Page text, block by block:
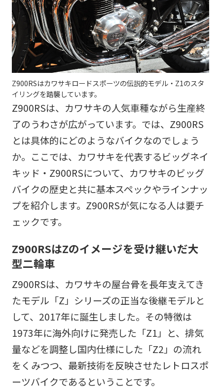
Z900RSはカワサキロードスポーツの伝説的モデル・Z1のスタ
イリングを踏襲しています。
Z900RSは、カワサキの人気車種ながら生産終
了のうわさが広がっています。では、Z900RS
とは具体的にどのようなバイクなのでしょう
か。ここでは、カワサキを代表するビッグネイ
キッド・Z900RSについて、カワサキのビッグ
バイクの歴史と共に基本スペックやラインナッ
プを紹介します。Z900RSが気になる人は要チ
ェックです。
Z900RSはZのイメージを受け継いだ大
型二輪車
Z900RSは、カワサキの屋台骨を長年支えてき
たモデル「Z」シリーズの正当な後継モデルと
して、2017年に誕生しました。その特徴は
1973年に海外向けに発売した「Z1」と、排気
量などを調整し国内仕様にした「Z2」の流れ
をくみつつ、最新技術を反映させたレトロスポ
ーツバイクであるということです。